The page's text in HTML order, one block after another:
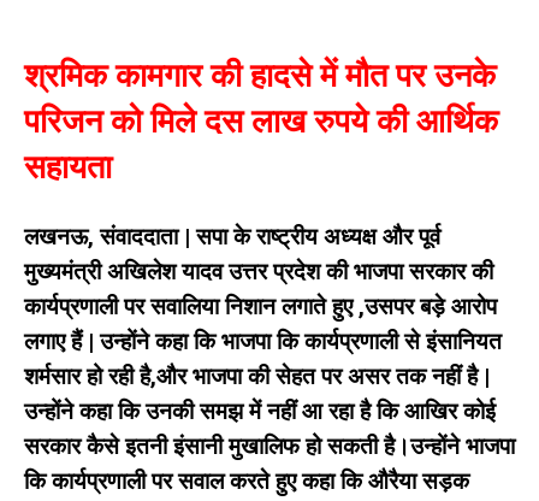
श्रमिक कामगार की हादसे में मौत पर उनके
परिजन को मिले दस लाख रुपये की आर्थिक
सहायता
लखनऊ, संवाददाता | सपा के राष्ट्रीय अध्यक्ष और पूर्व
मुख्यमंत्री अखिलेश यादव उत्तर प्रदेश की भाजपा सरकार की
कार्यप्रणाली पर सवालिया निशान लगाते हुए ,उसपर बड़े आरोप
लगाए हैं | उन्होंने कहा कि भाजपा कि कार्यप्रणाली से इंसानियत
शर्मसार हो रही है,और भाजपा की सेहत पर असर तक नहीं है |
उन्होंने कहा कि उनकी समझ में नहीं आ रहा है कि आखिर कोई
सरकार कैसे इतनी इंसानी मुखालिफ हो सकती है।उन्होंने भाजपा
कि कार्यप्रणाली पर सवाल करते हुए कहा कि औरैया सड़क